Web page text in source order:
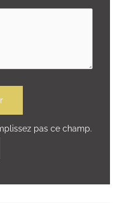
pas ce champ.